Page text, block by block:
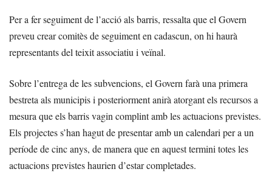
Per a fer seguiment de l’acció als barris, ressalta que el Govern
preveu crear comitès de seguiment en cadascun, on hi haurà
representants del teixit associatiu i veïnal.
Sobre l’entrega de les subvencions, el Govern farà una primera
bestreta als municipis i posteriorment anirà atorgant els recursos a
mesura que els barris vagin complint amb les actuacions previstes.
Els projectes s’han hagut de presentar amb un calendari per a un
període de cinc anys, de manera que en aquest termini totes les
actuacions previstes haurien d’estar completades.